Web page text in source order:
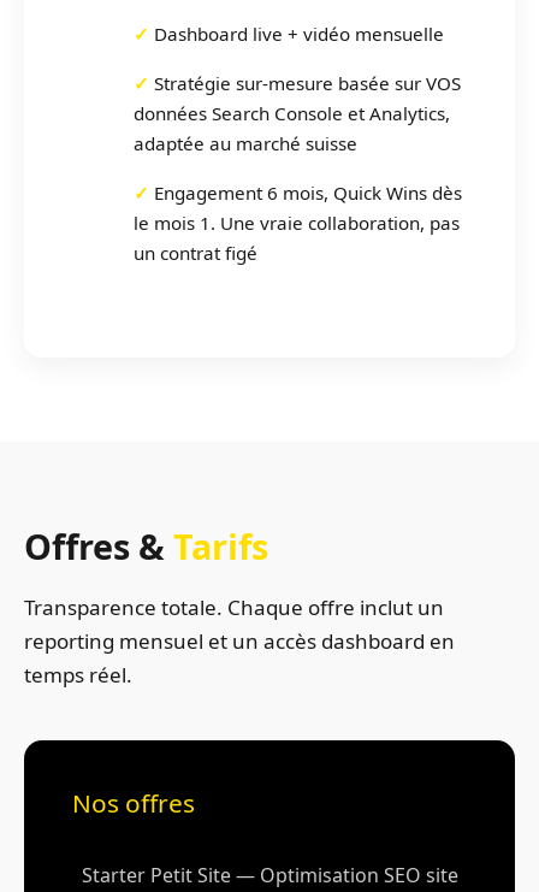
Dashboard live + vidéo mensuelle
Stratégie sur-mesure basée sur VOS
données Search Console et Analytics,
adaptée au marché suisse
Engagement 6 mois, Quick Wins dès
le mois 1. Une vraie collaboration, pas
un contrat figé
Offres & Tarifs
Transparence totale. Chaque offre inclut un
reporting mensuel et un accès dashboard en
temps réel.
Nos offres
Starter Petit Site — Optimisation SEO site